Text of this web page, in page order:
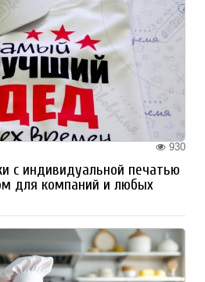
930
с индивидуальной печатью
для компаний и любых